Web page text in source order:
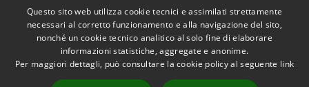
RSS
Accessibilità
Copyright © 2026 • Comune di
Questo sito web utilizza cookie tecnici e assimilati strettamente
necessari al corretto funzionamento e alla navigazione del sito,
nonché un cookie tecnico analitico al solo fine di elaborare
informazioni statistiche, aggregate e anonime.
Per maggiori dettagli, può consultare la cookie policy al seguente link